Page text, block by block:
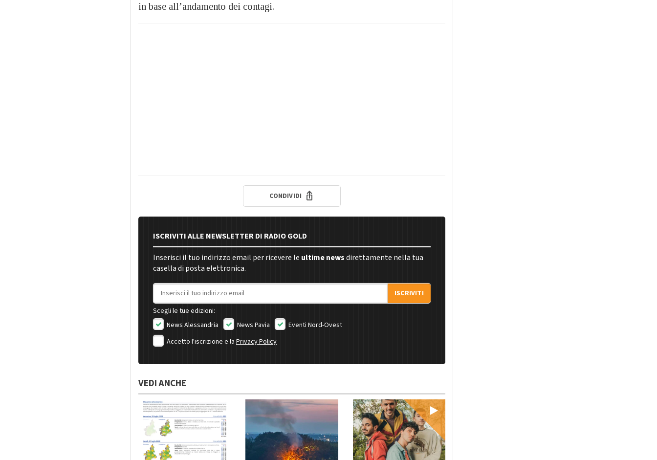
in base all’andamento dei contagi.
CONDIVIDI
ISCRIVITI ALLE NEWSLETTER DI RADIO GOLD
Inserisci il tuo indirizzo email per ricevere le ultime newsdirettamente nella tua
casella di posta elettronica.
Indirizzo email
ISCRIVITI
Scegli le tue edizioni:
News Alessandria
News Pavia
Eventi Nord-Ovest
Accetto l'iscrizione e la Privacy Policy
VEDI ANCHE